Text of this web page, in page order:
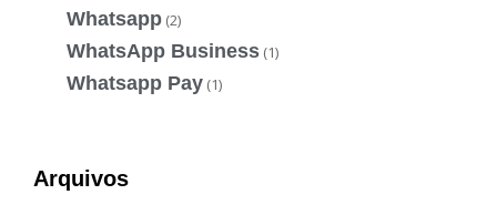
Whatsapp (2)
WhatsApp Business (1)
Whatsapp Pay (1)
Arquivos